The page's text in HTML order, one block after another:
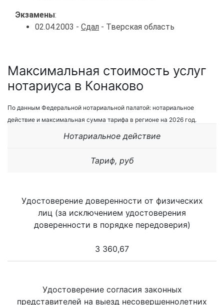
Экзамены:
02.04.2003 - Сдал - Тверская область
Максимальная стоимость услуг
нотариуса в Конаково
По данным Федеральной нотариальной палатой: нотариальное
действие и максимальная сумма тарифа в регионе на 2026 год.
Нотариальное действие
Тариф, руб
Удостоверение доверенности от физических
лиц (за исключением удостоверения
доверенности в порядке передоверия)
3 360,67
Удостоверение согласия законных
представителей на выезд несовершеннолетних